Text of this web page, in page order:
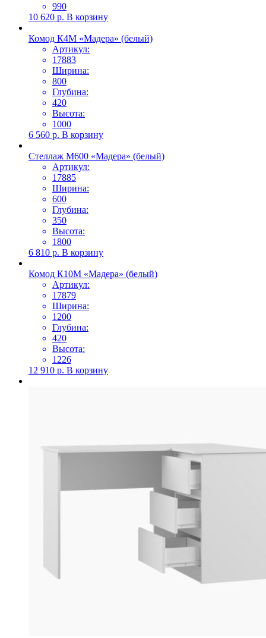
990
10 620 р. В корзину
Комод К4М «Мадера» (белый)
Артикул:
17883
Ширина:
800
Глубина:
420
Высота:
1000
6 560 р. В корзину
Стеллаж М600 «Мадера» (белый)
Артикул:
17885
Ширина:
600
Глубина:
350
Высота:
1800
6 810 р. В корзину
Комод К10М «Мадера» (белый)
Артикул:
17879
Ширина:
1200
Глубина:
420
Высота:
1226
12 910 р. В корзину